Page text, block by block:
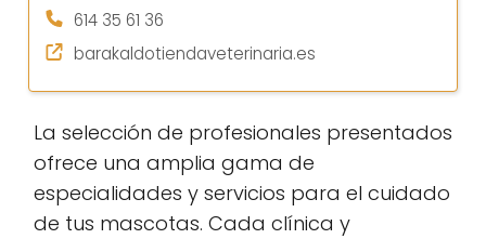
614 35 61 36
barakaldotiendaveterinaria.es
La selección de profesionales presentados
ofrece una amplia gama de
especialidades y servicios para el cuidado
de tus mascotas. Cada clínica y